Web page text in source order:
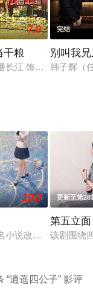
尚且年幼，婆婆重
7.0
干粮
长江 饰）靠养鸡成
完结
别叫我
韩子辉（
杨钿甜 饰），虽自
10.0
小说改编。江逾白长
更新至第28
第五立面
该剧围绕
“逍遥四公子” 影评